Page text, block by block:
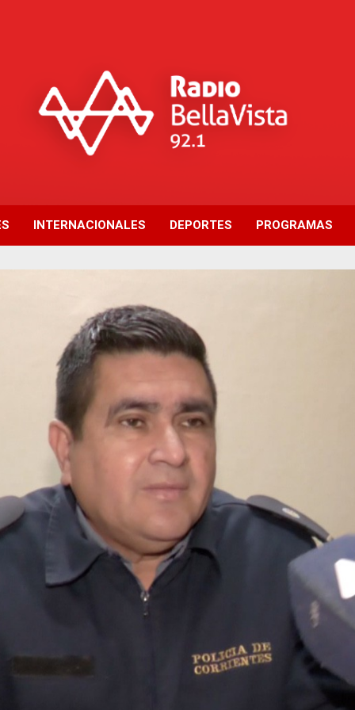
INTERNACIONALES DEPORTES PROGRAMAS